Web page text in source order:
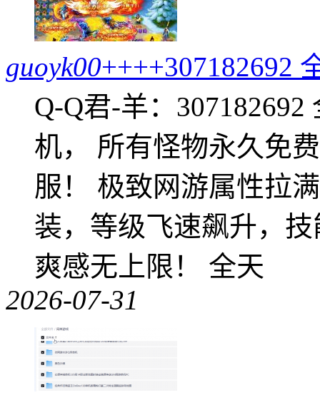
guoyk00++++307182692
Q-Q君-羊：
机， 所有怪物永久免
服！ 极致网游属性拉
装，等级飞速飙升，
爽感无上限！ 全天
2026-07-31